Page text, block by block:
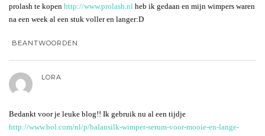
prolash te kopen http://www.prolash.nl heb ik gedaan en mijn wimpers waren
na een week al een stuk voller en langer:D
BEANTWOORDEN
LORA
Bedankt voor je leuke blog!! Ik gebruik nu al een tijdje
http://www.bol.com/nl/p/balansilk-wimper-serum-voor-mooie-en-lange-